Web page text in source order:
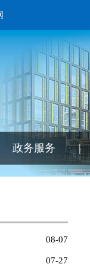
政务服务 |
08-07
07-27